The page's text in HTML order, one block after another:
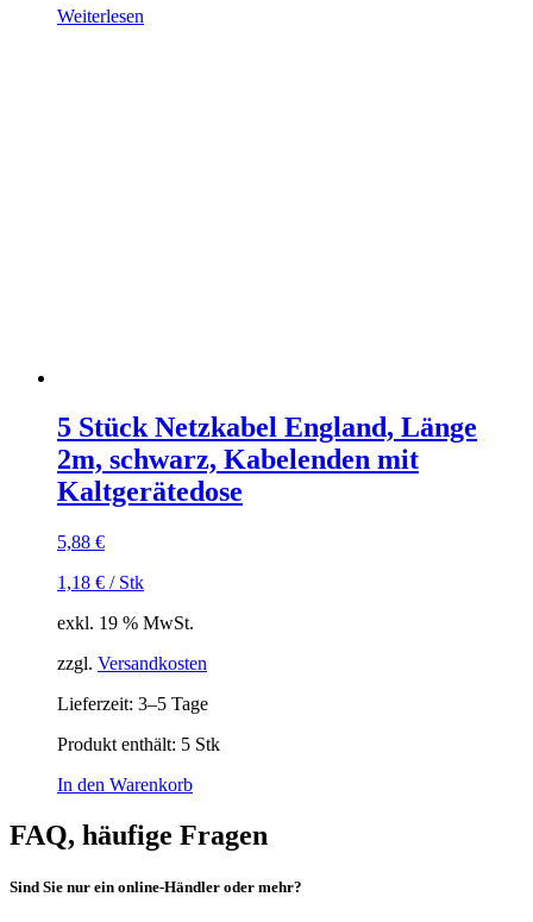
Weiterlesen
5 Stück Netzkabel England, Länge
2m, schwarz, Kabelenden mit
Kaltgerätedose
5,88 €
1,18 € / Stk
exkl. 19 % MwSt.
zzgl. Versandkosten
Lieferzeit: 3–5 Tage
Produkt enthält: 5 Stk
In den Warenkorb
FAQ, häufige Fragen
Sind Sie nur ein online-Händler oder mehr?